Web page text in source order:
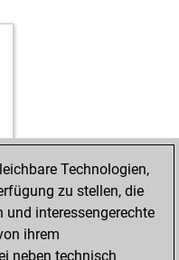
Technologien,
zu stellen, die
und interessengerechte
ihrem
neben technisch